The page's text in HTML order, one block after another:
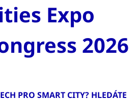
Expo
2026
PRO SMART CITY? HLEDÁTE